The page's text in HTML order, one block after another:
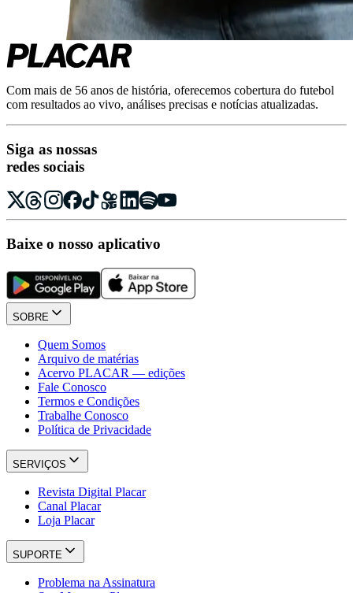
Com mais de 56 anos de história, oferecemos cobertura do futebol
com resultados ao vivo, análises precisas e notícias atualizadas.
Siga as nossas
redes sociais
Baixe o nosso aplicativo
SOBRE
Quem Somos
Arquivo de matérias
Acervo PLACAR — edições
Fale Conosco
Termos e Condições
Trabalhe Conosco
Política de Privacidade
SERVIÇOS
Revista Digital Placar
Canal Placar
Loja Placar
SUPORTE
Problema na Assinatura